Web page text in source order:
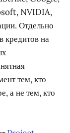
NVIDIA,
Отдельно
кредитов на
тем, кто
а не тем, кто